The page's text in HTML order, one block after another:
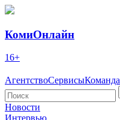
КомиОнлайн
16+
АгентствоСервисыКоманда
Новости